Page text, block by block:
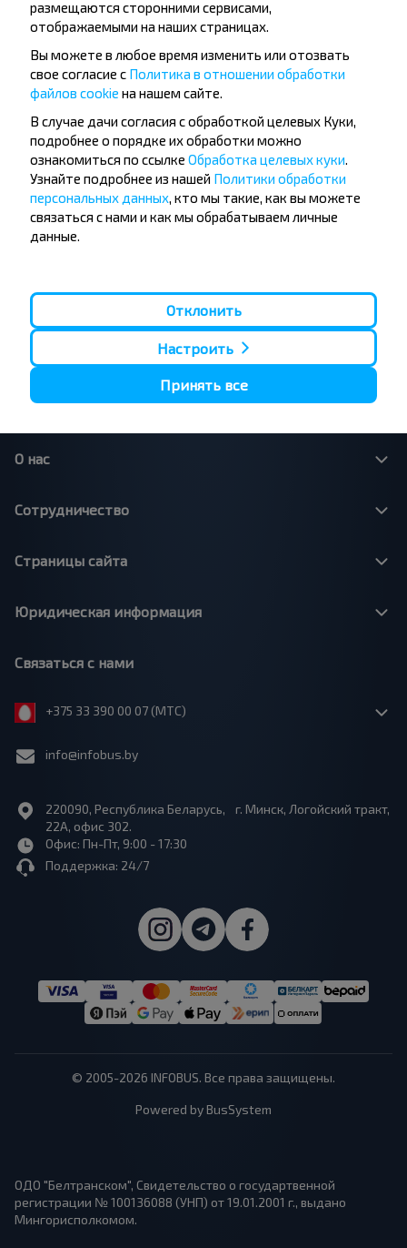
Популярные автобусные
направления
Орша - Могилёв
Минск - Несвиж
Минск - Могилёв
Минск - Пинск
Минск - Брест
Минск - Гомель
Минск - Барановичи
Гомель - Минск
Брест - Тересполь
Брест - Беловежская Пуща
Брест - Минск
Вильнюс - Минск
Москва - Брест
Минск - Варшава
Москва - Барановичи
Брест - Люблин
Брест - Варшава
О нас
Сотрудничество
Страницы сайта
Юридическая информация
Связаться с нами
+375 33 390 00 07 (МТС)
info@infobus.by
220090, Республика Беларусь, г. Минск, Логойский тракт,
22А, офис 302.
Офис: Пн-Пт, 9:00 - 17:30
Поддержка: 24/7
© 2005-2026 INFOBUS. Все права защищены.
Powered by BusSystem
ОДО "Белтранском", Свидетельство о государтвенной
регистрации № 100136088 (УНП) от 19.01.2001 г., выдано
Мингорисполкомом.
размещаются сторонними сервисами,
отображаемыми на наших страницах.
Вы можете в любое время изменить или отозвать
свое согласие с Политика в отношении обработки
файлов cookie на нашем сайте.
В случае дачи согласия с обработкой целевых Куки,
подробнее о порядке их обработки можно
ознакомиться по ссылке Обработка целевых куки.
Узнайте подробнее из нашей Политики обработки
персональных данных, кто мы такие, как вы можете
связаться с нами и как мы обрабатываем личные
данные.
Отклонить
Настроить
Принять все